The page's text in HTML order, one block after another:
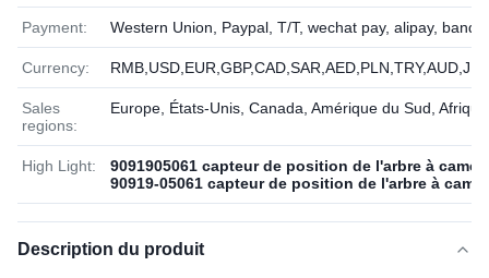
Payment: Western Union, Paypal, T/T, wechat pay, alipay,
Currency:
Sales
regions:
Europe, États-Unis, Canada, Amérique du Sud,
High Light: 9091905061 capteur de position de l'arbre à cames
90919-05061 capteur de position de l'arbre à
Description du produit